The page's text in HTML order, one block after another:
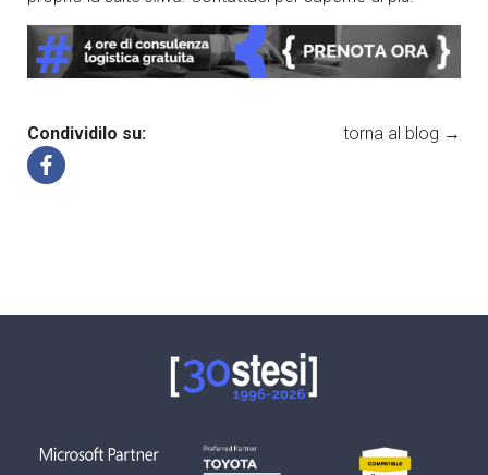
Condividilo su: torna al blog →